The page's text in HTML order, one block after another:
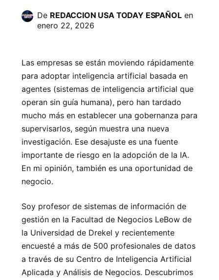
De REDACCION USA TODAY ESPAÑOLen
enero 22, 2026
Las empresas se están moviendo rápidamente
para adoptar inteligencia artificial basada en
agentes (sistemas de inteligencia artificial que
operan sin guía humana), pero han tardado
mucho más en establecer una gobernanza para
supervisarlos, según muestra una nueva
investigación. Ese desajuste es una fuente
importante de riesgo en la adopción de la IA.
En mi opinión, también es una oportunidad de
negocio.
Soy profesor de sistemas de información de
gestión en la Facultad de Negocios LeBow de
la Universidad de Drekel y recientemente
encuesté a más de 500 profesionales de datos
a través de su Centro de Inteligencia Artificial
Aplicada y Análisis de Negocios. Descubrimos